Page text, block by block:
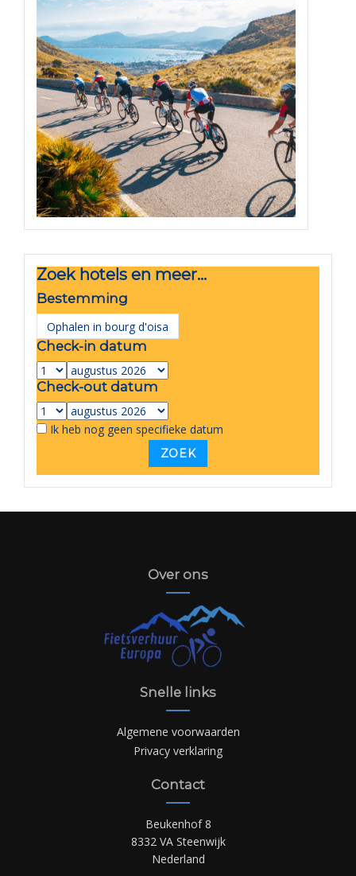
Zoek hotels en meer...
Bestemming
Check-in datum
Check-out datum
Ik heb nog geen specifieke datum
Over ons
Snelle links
Algemene voorwaarden
Privacy verklaring
Contact
Beukenhof 8
8332 VA Steenwijk
Nederland